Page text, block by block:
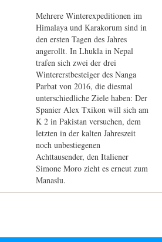
Mehrere Winterexpeditionen im
Himalaya und Karakorum sind in
den ersten Tagen des Jahres
angerollt. In Lhukla in Nepal
trafen sich zwei der drei
Wintererstbesteiger des Nanga
Parbat von 2016, die diesmal
unterschiedliche Ziele haben: Der
Spanier Alex Txikon will sich am
K 2 in Pakistan versuchen, dem
letzten in der kalten Jahreszeit
noch unbestiegenen
Achttausender, den Italiener
Simone Moro zieht es erneut zum
Manaslu.